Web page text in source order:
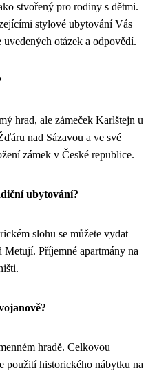
stvořený pro rodiny s dětmi.
stylové ubytování Vás
otázek a odpovědí.
hrad, ale zámeček Karlštejn u
nad Sázavou a ve své
zámek v České republice.
ubytování?
slohu se můžete vydat
Příjemné apartmány na
hradě. Celkovou
použití historického nábytku na